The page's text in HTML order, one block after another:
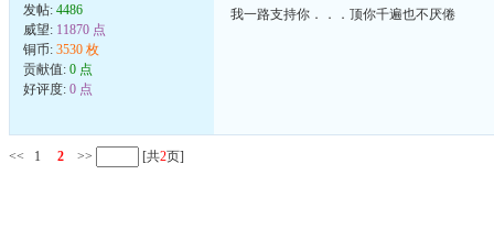
发帖: 4486
威望: 11870 点
铜币: 3530 枚
贡献值: 0 点
好评度: 0 点
我一路支持你．．．顶你千遍也不厌倦
<< 1 2 >> [共2页]